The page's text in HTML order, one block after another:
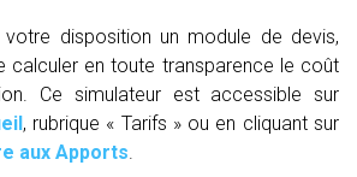
disposition un module de devis,
calculer en toute transparence le coût
Ce simulateur est accessible sur
, rubrique « Tarifs » ou en cliquant sur
aux Apports.